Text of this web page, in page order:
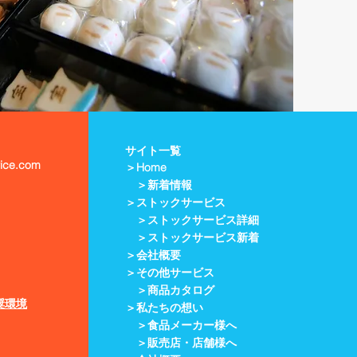
環境
サイト一覧
＞ Home
＞新着情報
＞ストックサービス
＞ストックサービス詳細
＞ストックサービス新着
＞会社概要
＞ その他サービス
＞商品カタログ
＞私たちの想い
＞食品メーカー様へ
＞販売店・店舗様へ